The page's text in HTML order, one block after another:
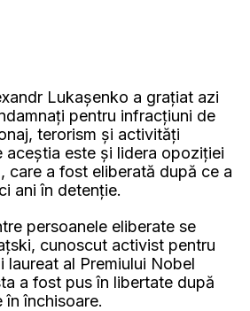
Lukașenko a grațiat azi
pentru infracțiuni de
terorism și activități
aceștia este și lidera opoziției
care a fost eliberată după ce a
ani în detenție.
persoanele eliberate se
cunoscut activist pentru
laureat al Premiului Nobel
a fost pus în libertate după
în închisoare.